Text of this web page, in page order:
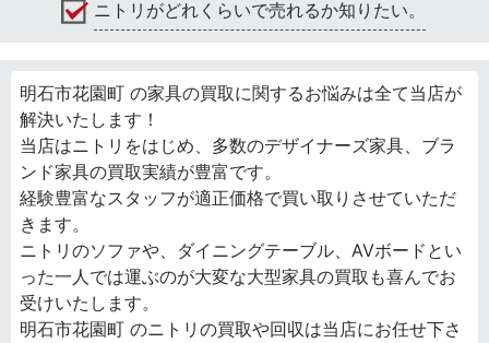
ニトリがどれくらいで売れるか知りたい。
明石市花園町 の家具の買取に関するお悩みは全て当店が
解決いたします！
当店はニトリをはじめ、多数のデザイナーズ家具、ブラ
ンド家具の買取実績が豊富です。
経験豊富なスタッフが適正価格で買い取りさせていただ
きます。
ニトリのソファや、ダイニングテーブル、AVボードとい
った一人では運ぶのが大変な大型家具の買取も喜んでお
受けいたします。
明石市花園町 のニトリの買取や回収は当店にお任せ下さ